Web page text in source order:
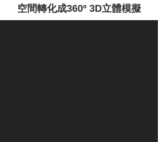
空間轉化成360º 3D立體模擬